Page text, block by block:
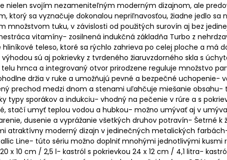
nielen svojím nezameniteľným moderným dizajnom, ale
ktorý sa vyznačuje dokonalou nepriľnavosťou, žiadne jedlo
tuku, v závislosti od použitých surovín aj bez
vitamíny- zosilnená indukčná základňa Turbo z
teleso, ktoré sa rýchlo zahrieva po celej ploche a má
sú aj pokrievky z tvrdeného žiaruvzdorného skla s
hrnca a integrovaný otvor prirodzene reguluje množstvo
držia v ruke a umožňujú pevné a bezpečné uchopenie-
prechod medzi dnom a stenami uľahčuje miešanie obsahu-
typy sporákov a indukciu- vhodný na pečenie v rúre a s
stačí umyť teplou vodou a hubkou- možno umývať aj v
dusenie a vyprážanie všetkých druhov potravín- Šetrné
atraktívny moderný dizajn v jedinečných metalických
Line- túto sériu možno doplniť mnohými jednotlivými
x 10 cm / 2,5 l- kastról s pokrievkou 24 x 12 cm / 4,1 litra-